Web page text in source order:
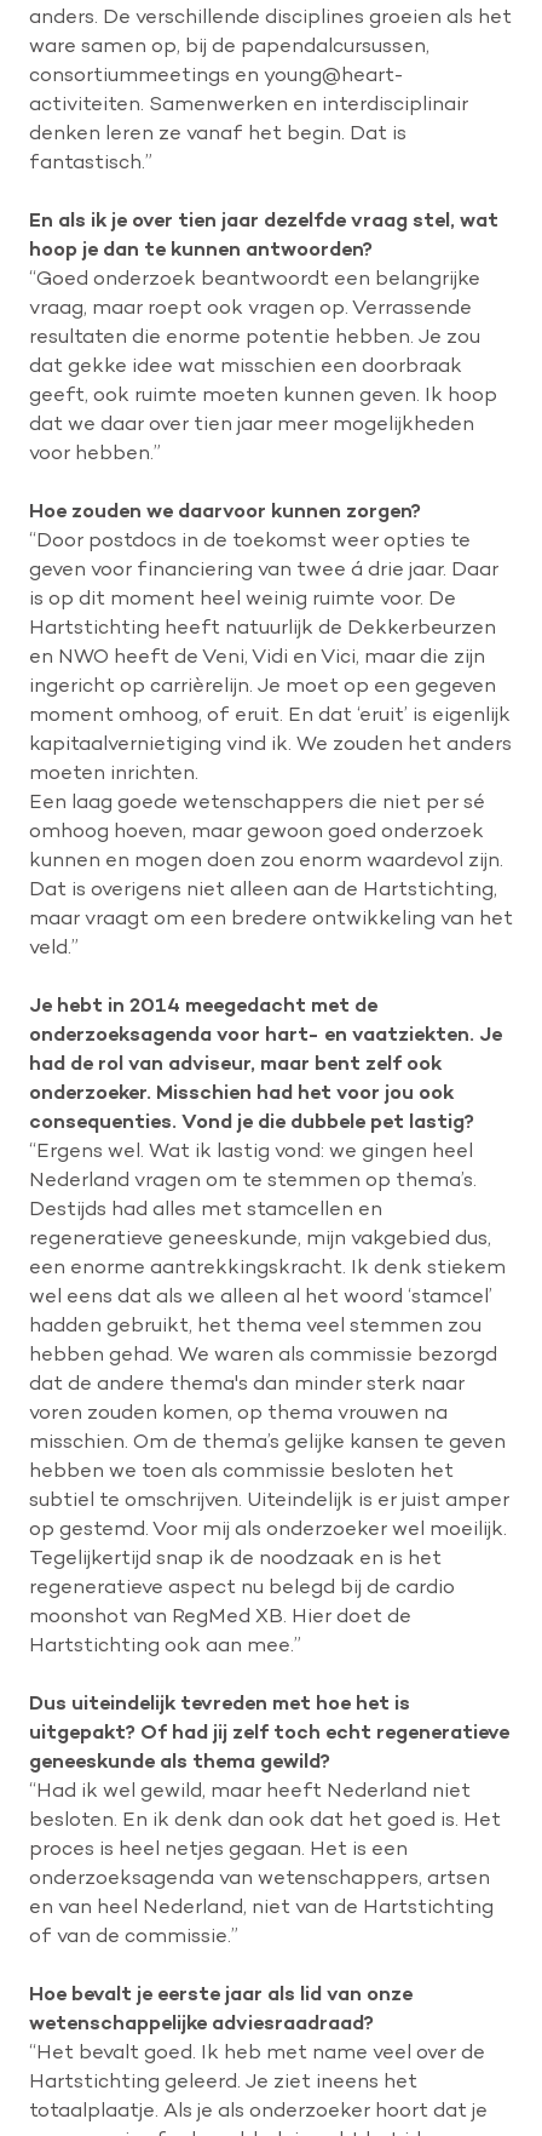
anders. De verschillende disciplines groeien als het
ware samen op, bij de papendalcursussen,
consortiummeetings en young@heart-
activiteiten. Samenwerken en interdisciplinair
denken leren ze vanaf het begin. Dat is
fantastisch.”
En als ik je over tien jaar dezelfde vraag stel, wat
hoop je dan te kunnen antwoorden?
“Goed onderzoek beantwoordt een belangrijke
vraag, maar roept ook vragen op. Verrassende
resultaten die enorme potentie hebben. Je zou
dat gekke idee wat misschien een doorbraak
geeft, ook ruimte moeten kunnen geven. Ik hoop
dat we daar over tien jaar meer mogelijkheden
voor hebben.”
Hoe zouden we daarvoor kunnen zorgen?
“Door postdocs in de toekomst weer opties te
geven voor financiering van twee á drie jaar. Daar
is op dit moment heel weinig ruimte voor. De
Hartstichting heeft natuurlijk de Dekkerbeurzen
en NWO heeft de Veni, Vidi en Vici, maar die zijn
ingericht op carrièrelijn. Je moet op een gegeven
moment omhoog, of eruit. En dat ‘eruit’ is eigenlijk
kapitaalvernietiging vind ik. We zouden het anders
moeten inrichten.
Een laag goede wetenschappers die niet per sé
omhoog hoeven, maar gewoon goed onderzoek
kunnen en mogen doen zou enorm waardevol zijn.
Dat is overigens niet alleen aan de Hartstichting,
maar vraagt om een bredere ontwikkeling van het
veld.”
Je hebt in 2014 meegedacht met de
onderzoeksagenda voor hart- en vaatziekten. Je
had de rol van adviseur, maar bent zelf ook
onderzoeker. Misschien had het voor jou ook
consequenties. Vond je die dubbele pet lastig?
“Ergens wel. Wat ik lastig vond: we gingen heel
Nederland vragen om te stemmen op thema’s.
Destijds had alles met stamcellen en
regeneratieve geneeskunde, mijn vakgebied dus,
een enorme aantrekkingskracht. Ik denk stiekem
wel eens dat als we alleen al het woord ‘stamcel’
hadden gebruikt, het thema veel stemmen zou
hebben gehad. We waren als commissie bezorgd
dat de andere thema's dan minder sterk naar
voren zouden komen, op thema vrouwen na
misschien. Om de thema’s gelijke kansen te geven
hebben we toen als commissie besloten het
subtiel te omschrijven. Uiteindelijk is er juist amper
op gestemd. Voor mij als onderzoeker wel moeilijk.
Tegelijkertijd snap ik de noodzaak en is het
regeneratieve aspect nu belegd bij de cardio
moonshot van RegMed XB. Hier doet de
Hartstichting ook aan mee.”
Dus uiteindelijk tevreden met hoe het is
uitgepakt? Of had jij zelf toch echt regeneratieve
geneeskunde als thema gewild?
“Had ik wel gewild, maar heeft Nederland niet
besloten. En ik denk dan ook dat het goed is. Het
proces is heel netjes gegaan. Het is een
onderzoeksagenda van wetenschappers, artsen
en van heel Nederland, niet van de Hartstichting
of van de commissie.”
Hoe bevalt je eerste jaar als lid van onze
wetenschappelijke adviesraadraad?
“Het bevalt goed. Ik heb met name veel over de
Hartstichting geleerd. Je ziet ineens het
totaalplaatje. Als je als onderzoeker hoort dat je